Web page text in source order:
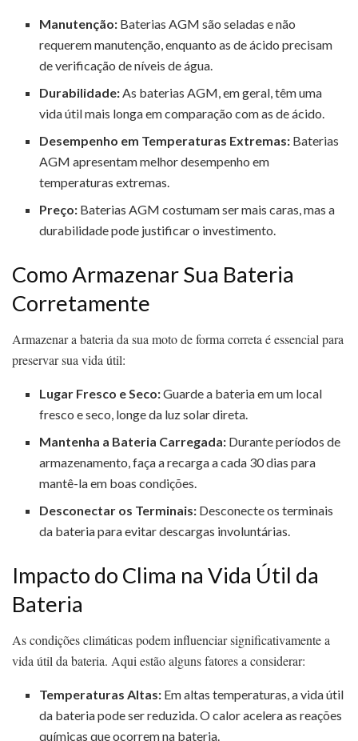
Manutenção: Baterias AGM são seladas e não
requerem manutenção, enquanto as de ácido precisam
de verificação de níveis de água.
Durabilidade:As baterias AGM, em geral, têm uma
vida útil mais longa em comparação com as de ácido.
Desempenho em Temperaturas Extremas: Baterias
AGM apresentam melhor desempenho em
temperaturas extremas.
Preço: Baterias AGM costumam ser mais caras, mas a
durabilidade pode justificar o investimento.
Como Armazenar Sua Bateria
Corretamente
Armazenar a bateria da sua moto de forma correta é essencial para
preservar sua vida útil:
Lugar Fresco e Seco:Guarde a bateria em um local
fresco e seco, longe da luz solar direta.
Mantenha a Bateria Carregada: Durante períodos de
armazenamento, faça a recarga a cada 30 dias para
mantê-la em boas condições.
Desconectar os Terminais: Desconecte os terminais
da bateria para evitar descargas involuntárias.
Impacto do Clima na Vida Útil da
Bateria
As condições climáticas podem influenciar significativamente a
vida útil da bateria. Aqui estão alguns fatores a considerar:
Temperaturas Altas: Em altas temperaturas, a vida útil
da bateria pode ser reduzida. O calor acelera as reações
químicas que ocorrem na bateria.